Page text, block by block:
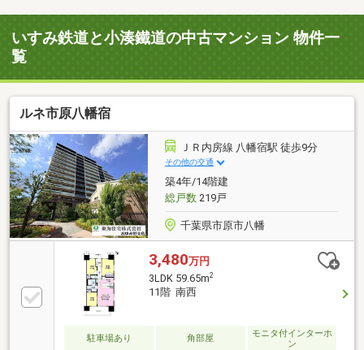
いすみ鉄道と小湊鐵道の中古マンション 物件一
覧
ルネ市原八幡宿
ＪＲ内房線 八幡宿駅 徒歩9分
その他の交通
築4年/14階建
総戸数219戸
千葉県市原市八幡
3,480万円
3LDK 59.65m2
11階 南西
駐車場あり 角部屋
モニタ付インターホ
ン